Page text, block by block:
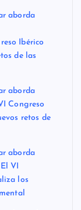
aborda
Ibérico
de las
aborda
Congreso
retos de
aborda
El VI
los